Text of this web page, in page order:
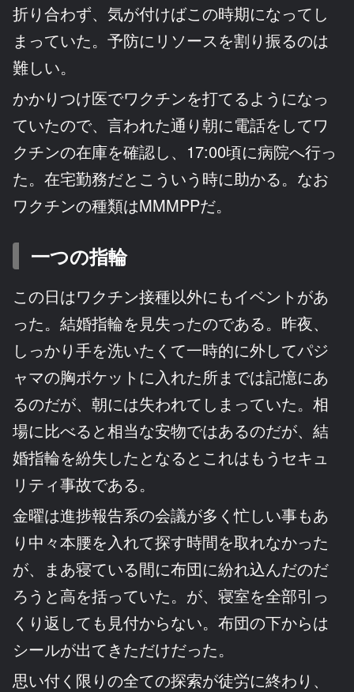
折り合わず、気が付けばこの時期になってし
まっていた。予防にリソースを割り振るのは
難しい。
かかりつけ医でワクチンを打てるようになっ
ていたので、言われた通り朝に電話をしてワ
クチンの在庫を確認し、17:00頃に病院へ行っ
た。在宅勤務だとこういう時に助かる。なお
ワクチンの種類はMMMPPだ。
一つの指輪
この日はワクチン接種以外にもイベントがあ
った。結婚指輪を見失ったのである。昨夜、
しっかり手を洗いたくて一時的に外してパジ
ャマの胸ポケットに入れた所までは記憶にあ
るのだが、朝には失われてしまっていた。相
場に比べると相当な安物ではあるのだが、結
婚指輪を紛失したとなるとこれはもうセキュ
リティ事故である。
金曜は進捗報告系の会議が多く忙しい事もあ
り中々本腰を入れて探す時間を取れなかった
が、まあ寝ている間に布団に紛れ込んだのだ
ろうと高を括っていた。が、寝室を全部引っ
くり返しても見付からない。布団の下からは
シールが出てきただけだった。
思い付く限りの全ての探索が徒労に終わり、